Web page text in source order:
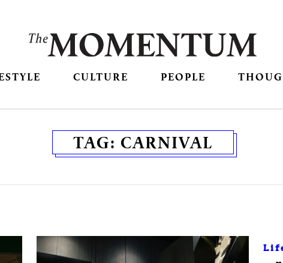
CULTURE PEOPLE
TAG: CARNIVAL